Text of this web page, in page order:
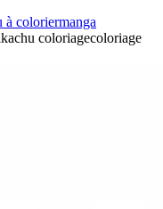
à coloriermanga
coloriagecoloriage